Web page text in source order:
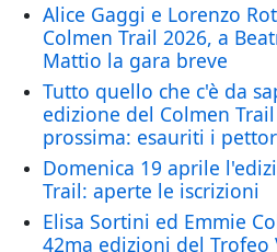
Alice Gaggi e Lorenzo
Colmen Trail 2026, a
Mattio la gara breve
Tutto quello che c'è da
edizione del Colmen
prossima: esauriti i
Domenica 19 aprile
Trail: aperte le iscrizioni
Elisa Sortini ed Emmie
42ma edizioni del Trofeo